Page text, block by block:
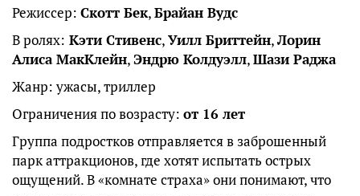
Режиссер: Скотт Бек,Брайан Вудс
В ролях: Кэти Стивенс,Уилл Бриттейн,Лорин
Алиса МакКлейн,Эндрю Колдуэлл,Шази Раджа
Жанр: ужасы, триллер
Ограничения по возрасту: от 16 лет
Группа подростков отправляется в заброшенный
парк аттракционов, где хотят испытать острых
ощущений. В «комнате страха» они понимают, что